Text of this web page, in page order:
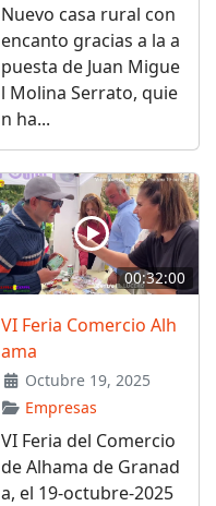
Nuevo casa rural con
encanto gracias a la a
puesta de Juan Migue
l Molina Serrato, quie
n ha...
00:32:00
VI Feria Comercio Alh
ama
Octubre 19, 2025
Empresas
VI Feria del Comercio
de Alhama de Granad
a, el 19-octubre-2025